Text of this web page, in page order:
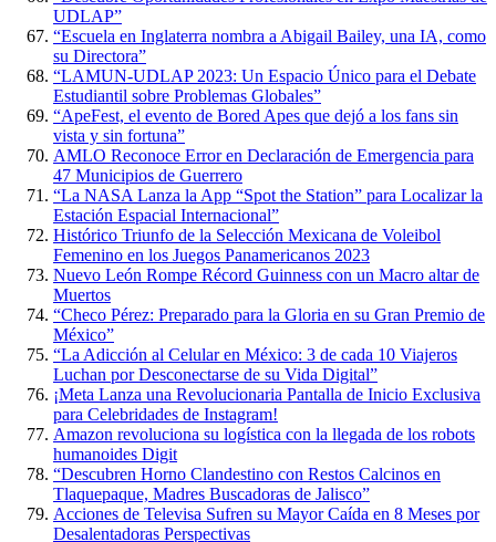
UDLAP”
“Escuela en Inglaterra nombra a Abigail Bailey, una IA, como
su Directora”
“LAMUN-UDLAP 2023: Un Espacio Único para el Debate
Estudiantil sobre Problemas Globales”
“ApeFest, el evento de Bored Apes que dejó a los fans sin
vista y sin fortuna”
AMLO Reconoce Error en Declaración de Emergencia para
47 Municipios de Guerrero
“La NASA Lanza la App “Spot the Station” para Localizar la
Estación Espacial Internacional”
Histórico Triunfo de la Selección Mexicana de Voleibol
Femenino en los Juegos Panamericanos 2023
Nuevo León Rompe Récord Guinness con un Macro altar de
Muertos
“Checo Pérez: Preparado para la Gloria en su Gran Premio de
México”
“La Adicción al Celular en México: 3 de cada 10 Viajeros
Luchan por Desconectarse de su Vida Digital”
¡Meta Lanza una Revolucionaria Pantalla de Inicio Exclusiva
para Celebridades de Instagram!
Amazon revoluciona su logística con la llegada de los robots
humanoides Digit
“Descubren Horno Clandestino con Restos Calcinos en
Tlaquepaque, Madres Buscadoras de Jalisco”
Acciones de Televisa Sufren su Mayor Caída en 8 Meses por
Desalentadoras Perspectivas